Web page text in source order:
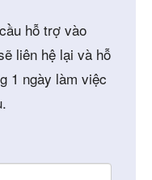
hỗ trợ vào
liên hệ lại và hỗ
1 ngày làm việc